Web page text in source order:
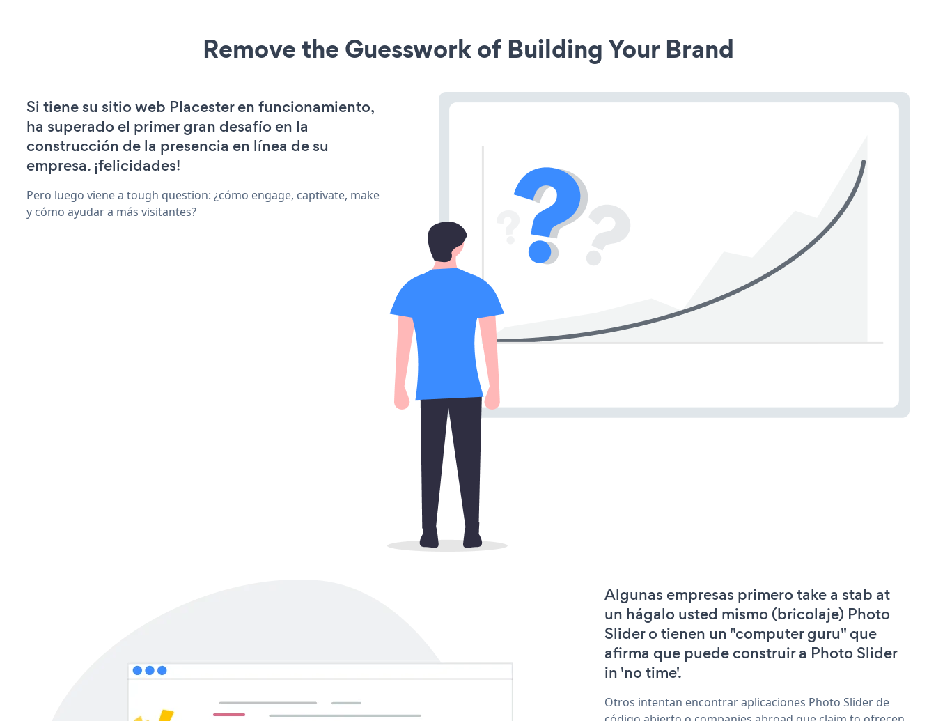
Remove the Guesswork of Building Your Brand
Si tiene su sitio web Placester en funcionamiento,
ha superado el primer gran desafío en la
construcción de la presencia en línea de su
empresa. ¡felicidades!
Pero luego viene a tough question: ¿cómo engage, captivate, make
y cómo ayudar a más visitantes?
Algunas empresas primero take a stab at
un hágalo usted mismo (bricolaje) Photo
Slider o tienen un "computer guru" que
afirma que puede construir a Photo Slider
in 'no time'.
Otros intentan encontrar aplicaciones Photo Slider de